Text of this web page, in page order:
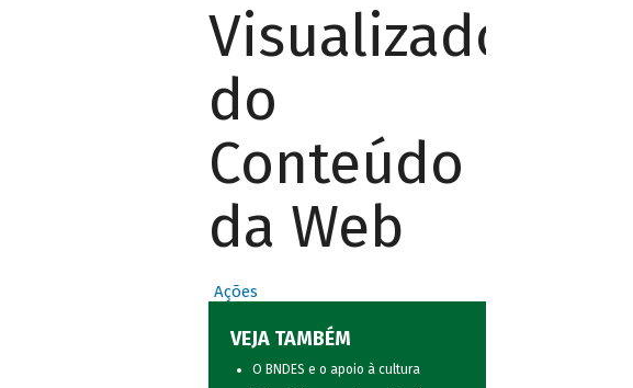
Visualizador
do
Conteúdo
da Web
Ações
VEJA TAMBÉM
O BNDES e o apoio à cultura